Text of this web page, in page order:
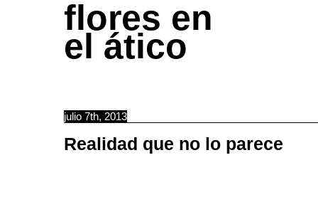
flores en
el ático
julio 7th, 2013
Realidad que no lo parece